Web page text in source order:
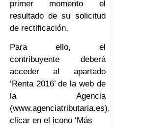
primer momento el
resultado de su solicitud
de rectificación.
Para ello, el
contribuyente deberá
acceder al apartado
‘Renta 2016’ de la web de
la Agencia
(www.agenciatributaria.es),
clicar en el icono ‘Más